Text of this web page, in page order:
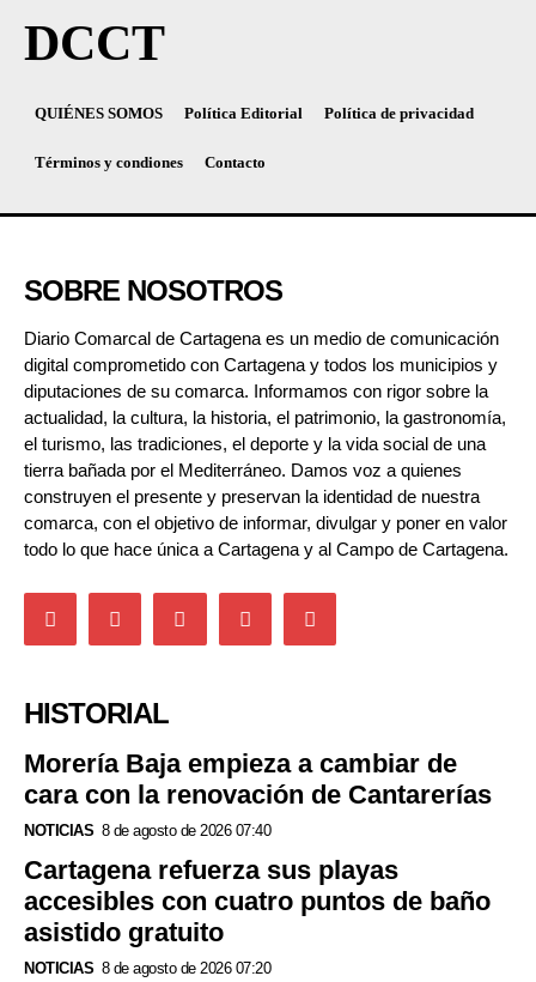
DCCT
QUIÉNES SOMOS Política Editorial Política de privacidad
Términos y condiones Contacto
SOBRE NOSOTROS
Diario Comarcal de Cartagena es un medio de comunicación
digital comprometido con Cartagena y todos los municipios y
diputaciones de su comarca. Informamos con rigor sobre la
actualidad, la cultura, la historia, el patrimonio, la gastronomía,
el turismo, las tradiciones, el deporte y la vida social de una
tierra bañada por el Mediterráneo. Damos voz a quienes
construyen el presente y preservan la identidad de nuestra
comarca, con el objetivo de informar, divulgar y poner en valor
todo lo que hace única a Cartagena y al Campo de Cartagena.
HISTORIAL
Morería Baja empieza a cambiar de
cara con la renovación de Cantarerías
NOTICIAS 8 de agosto de 2026 07:40
Cartagena refuerza sus playas
accesibles con cuatro puntos de baño
asistido gratuito
NOTICIAS 8 de agosto de 2026 07:20